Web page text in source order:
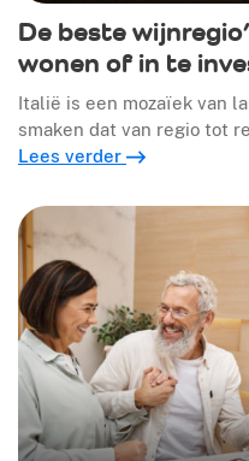
De beste
wonen of in te
Italië is een mozaïek van
smaken dat van regio tot
Lees verder